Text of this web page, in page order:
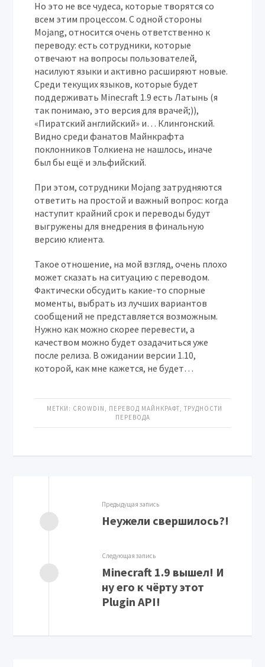
Но это не все чудеса, которые творятся со
всем этим процессом. С одной стороны
Mojang, относится очень ответственно к
переводу: есть сотрудники, которые
отвечают на вопросы пользователей,
насилуют языки и активно расширяют новые.
Среди текущих языков, которые будет
поддерживать Minecraft 1.9 есть Латынь (я
так понимаю, это версия для врачей;)),
«Пиратский английский» и… Клингонский.
Видно среди фанатов Майнкрафта
поклонников Толкиена не нашлось, иначе
был бы ещё и эльфийский.
При этом, сотрудники Mojang затрудняются
ответить на простой и важный вопрос: когда
наступит крайний срок и переводы будут
выгружены для внедрения в финальную
версию клиента.
Такое отношение, на мой взгляд, очень плохо
может сказать на ситуацию с переводом.
Фактически обсудить какие-то спорные
моменты, выбрать из лучших вариантов
сообщений не представляется возможным.
Нужно как можно скорее перевести, а
качеством можно будет озадачиться уже
после релиза. В ожидании версии 1.10,
которой, как мне кажется, не будет…
МЕТКИ: CROWDIN , ПЕРЕВОД МАЙНКРАФТ, ТРУДНОСТИ
ПЕРЕВОДА
Предыдущая запись
Неужели свершилось?!
Следующая запись
Minecraft 1.9 вышел! И
ну его к чёрту этот
Plugin API!